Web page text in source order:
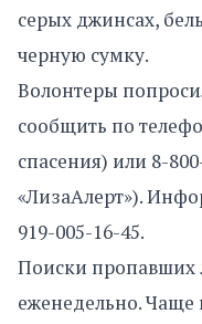
серых джинсах,
черную сумку.
Волонтеры
сообщить по
спасения) или 8-
«ЛизаАлерт»).
919-005-16-45.
Поиски пропавших
еженедельно. Чаще